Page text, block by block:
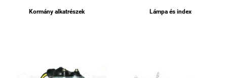
Kormány alkatrészek Lámpa és index